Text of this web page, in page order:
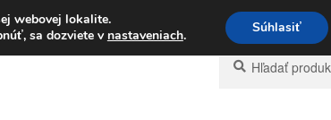
09:00–16:00 233 221 276
Hľadať:
Vyhľadávanie
webovej lokalite.
sa dozviete v nastaveniach. Súhlasiť